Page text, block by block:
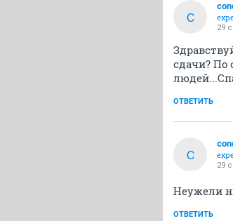
C
29
сдачи? По
ОТВЕТИТЬ
C
29
Неужели
ОТВЕТИТЬ